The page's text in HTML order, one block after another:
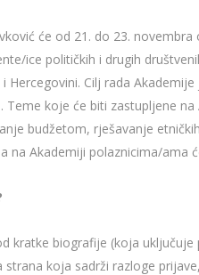
će od 21. do 23.
ice političkih i drugih
Hercegovini. Cilj rada
Teme koje će biti zastupljene
budžetom, rješavanje
na Akademiji polaznicima/ama
kratke biografije (koja
strana koja sadrži razloge